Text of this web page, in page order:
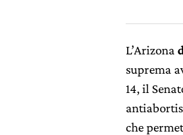
L’Arizona
suprema
14, il
che